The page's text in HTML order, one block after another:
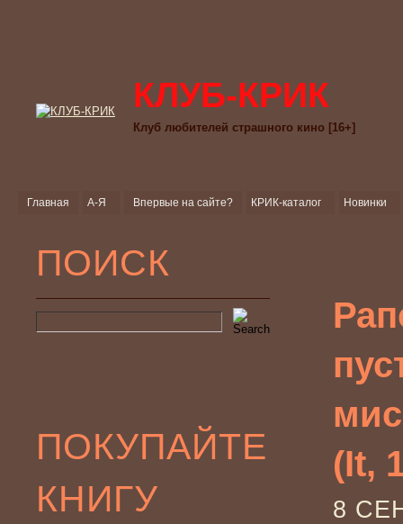
КЛУБ-КРИК
Клуб любителей страшного кино [16+]
Главная А-Я Впервые на сайте? КРИК-каталог Новинки
ПОИСК
ПОКУПАЙТЕ
КНИГУ
(It,
8